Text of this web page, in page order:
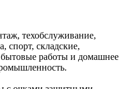
техобслуживание,
спорт, складские,
работы и домашнее